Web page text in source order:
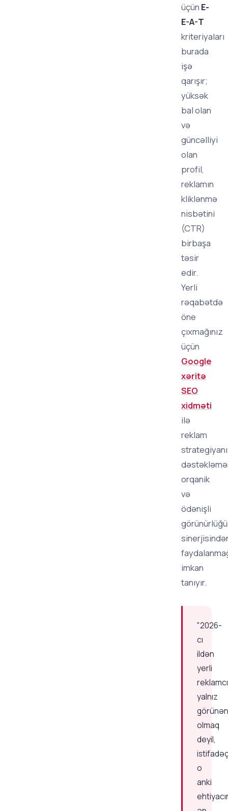
üçün E-
E-A-T
kriteriyaları
burada
işə
qarışır;
yüksək
bal olan
və
güncəlliyi
olan
profil,
reklamın
kliklənmə
nisbətini
(CTR)
birbaşa
təsir
edir.
Yerli
rəqabətdə
öne
çıxmağınız
üçün
Google
xəritə
SEO
xidməti
ilə
reklam
orqanik
və
ödənişli
imkan
tanıyır.
"2026-
cı
ildən
yerli
yalnız
görünən
olmaq
deyil,
o
anki